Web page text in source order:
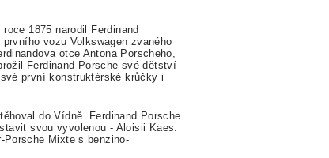
1875 narodil Ferdinand
vozu Volkswagen zvaného
otce Antona Porscheho,
Ferdinand Porsche své dětství
první konstruktérské krůčky i
do Vídně. Ferdinand Porsche
svou vyvolenou - Aloisii Kaes.
Mixte s benzino-